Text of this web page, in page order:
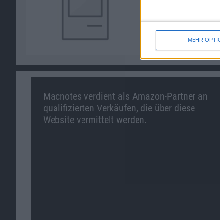
MEHR
Macnotes verdient als Amazon-Partner an
qualifizierten Verkäufen, die über diese
Website vermittelt werden.